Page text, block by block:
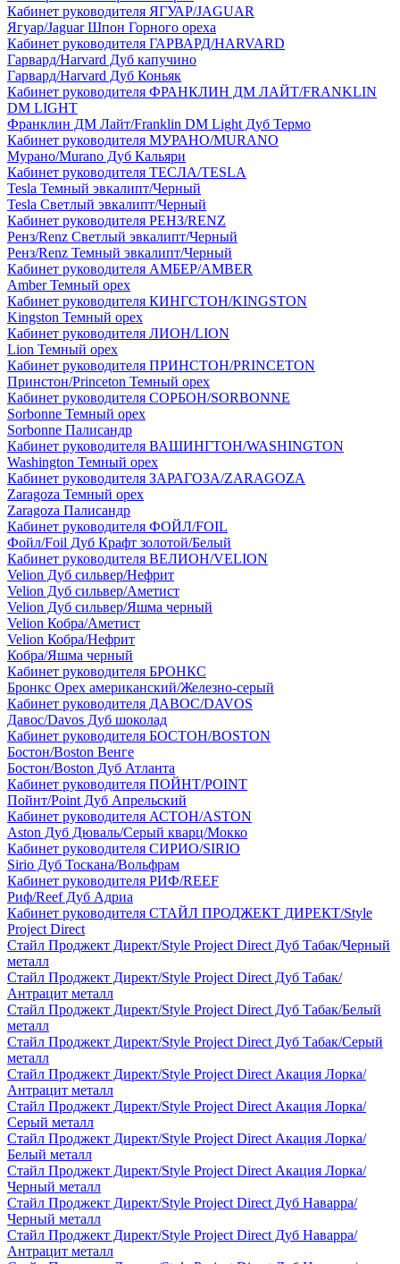
Кабинет руководителя ЯГУАР/JAGUAR
Ягуар/Jaguar Шпон Горного ореха
Кабинет руководителя ГАРВАРД/HARVARD
Гарвард/Harvard Дуб капучино
Гарвард/Harvard Дуб Коньяк
Кабинет руководителя ФРАНКЛИН ДМ ЛАЙТ/FRANKLIN
DM LIGHT
Франклин ДМ Лайт/Franklin DM Light Дуб Термо
Кабинет руководителя МУРАНО/MURANO
Мурано/Murano Дуб Кальяри
Кабинет руководителя ТЕСЛА/TESLA
Tesla Темный эвкалипт/Черный
Tesla Светлый эвкалипт/Черный
Кабинет руководителя РЕНЗ/RENZ
Ренз/Renz Светлый эвкалипт/Черный
Ренз/Renz Темный эвкалипт/Черный
Кабинет руководителя АМБЕР/AMBER
Amber Темный орех
Кабинет руководителя КИНГСТОН/KINGSTON
Kingston Темный орех
Кабинет руководителя ЛИОН/LION
Lion Темный орех
Кабинет руководителя ПРИНСТОН/PRINCETON
Принстон/Princeton Темный орех
Кабинет руководителя СОРБОН/SORBONNE
Sorbonne Темный орех
Sorbonne Палисандр
Кабинет руководителя ВАШИНГТОН/WASHINGTON
Washington Темный орех
Кабинет руководителя ЗАРАГОЗА/ZARAGOZA
Zaragoza Темный орех
Zaragoza Палисандр
Кабинет руководителя ФОЙЛ/FOIL
Фойл/Foil Дуб Крафт золотой/Белый
Кабинет руководителя ВЕЛИОН/VELION
Velion Дуб сильвер/Нефрит
Velion Дуб сильвер/Аметист
Velion Дуб сильвер/Яшма черный
Velion Кобра/Аметист
Velion Кобра/Нефрит
Кобра/Яшма черный
Кабинет руководителя БРОНКС
Бронкс Орех американский/Железно-серый
Кабинет руководителя ДАВОС/DAVOS
Давос/Davos Дуб шоколад
Кабинет руководителя БОСТОН/BOSTON
Бостон/Boston Венге
Бостон/Boston Дуб Атланта
Кабинет руководителя ПОЙНТ/POINT
Пойнт/Point Дуб Апрельский
Кабинет руководителя АСТОН/ASTON
Aston Дуб Дюваль/Серый кварц/Мокко
Кабинет руководителя СИРИО/SIRIO
Sirio Дуб Тоскана/Вольфрам
Кабинет руководителя РИФ/REEF
Риф/Reef Дуб Адриа
Кабинет руководителя СТАЙЛ ПРОДЖЕКТ ДИРЕКТ/Style
Project Direct
Стайл Проджект Директ/Style Project Direct Дуб Табак/Черный
металл
Стайл Проджект Директ/Style Project Direct Дуб Табак/
Антрацит металл
Стайл Проджект Директ/Style Project Direct Дуб Табак/Белый
металл
Стайл Проджект Директ/Style Project Direct Дуб Табак/Серый
металл
Стайл Проджект Директ/Style Project Direct Акация Лорка/
Антрацит металл
Стайл Проджект Директ/Style Project Direct Акация Лорка/
Серый металл
Стайл Проджект Директ/Style Project Direct Акация Лорка/
Белый металл
Стайл Проджект Директ/Style Project Direct Акация Лорка/
Черный металл
Стайл Проджект Директ/Style Project Direct Дуб Наварра/
Черный металл
Стайл Проджект Директ/Style Project Direct Дуб Наварра/
Антрацит металл